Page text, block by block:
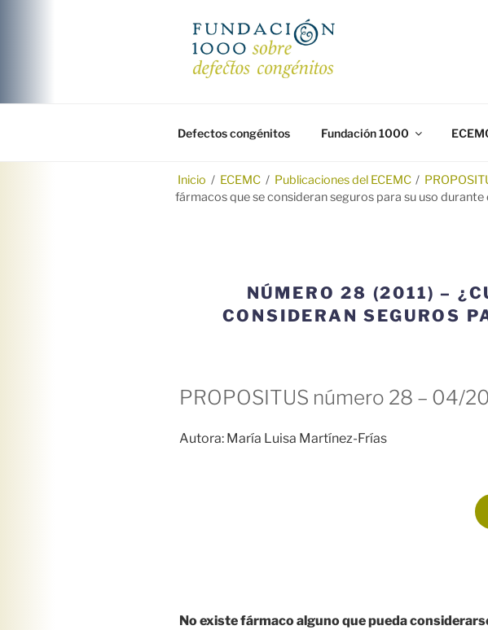
Defectos congénitos Fundación 1000
Inicio / ECEMC / Publicaciones del ECEMC /
fármacos que se consideran seguros para su uso durante
NÚMERO 28 (2011) –
CONSIDERAN SEGUROS
PROPOSITUS número 28 – 04/
Autora: María Luisa Martínez-Frías
No existe fármaco alguno que pueda